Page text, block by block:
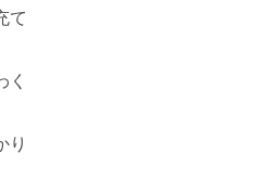
て
り